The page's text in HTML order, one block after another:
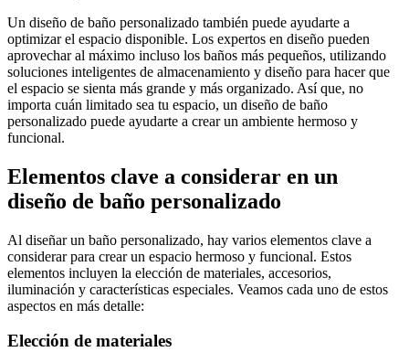
Un diseño de baño personalizado también puede ayudarte a
optimizar el espacio disponible. Los expertos en diseño pueden
aprovechar al máximo incluso los baños más pequeños, utilizando
soluciones inteligentes de almacenamiento y diseño para hacer que
el espacio se sienta más grande y más organizado. Así que, no
importa cuán limitado sea tu espacio, un diseño de baño
personalizado puede ayudarte a crear un ambiente hermoso y
funcional.
Elementos clave a considerar en un
diseño de baño personalizado
Al diseñar un baño personalizado, hay varios elementos clave a
considerar para crear un espacio hermoso y funcional. Estos
elementos incluyen la elección de materiales, accesorios,
iluminación y características especiales. Veamos cada uno de estos
aspectos en más detalle:
Elección de materiales